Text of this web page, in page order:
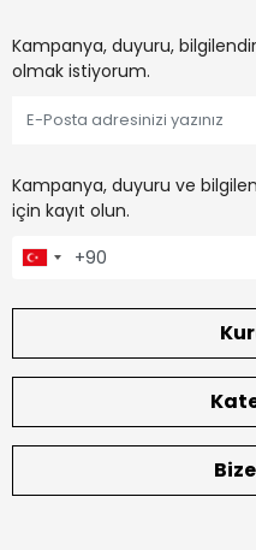
Kampanya, duyuru,
olmak istiyorum.
Kampanya, duyuru ve
için kayıt olun.